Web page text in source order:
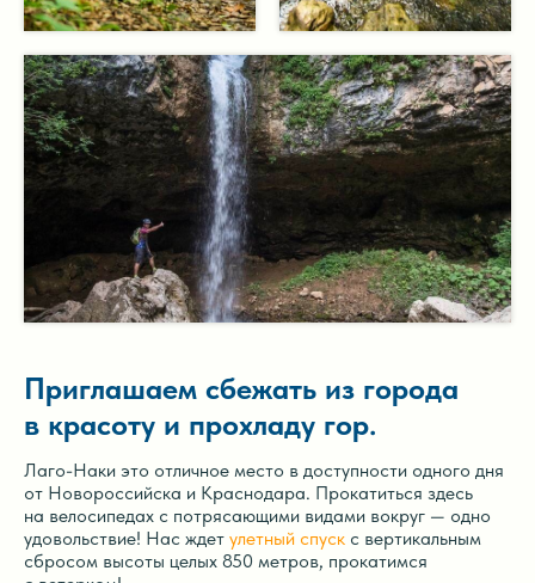
Приглашаем сбежать из города
в красоту и прохладу гор.
Лаго-Наки это отличное место в доступности одного дня
от Новороссийска и Краснодара. Прокатиться здесь
на велосипедах с потрясающими видами вокруг — одно
удовольствие! Нас ждет улетный спуск с вертикальным
сбросом высоты целых 850 метров, прокатимся